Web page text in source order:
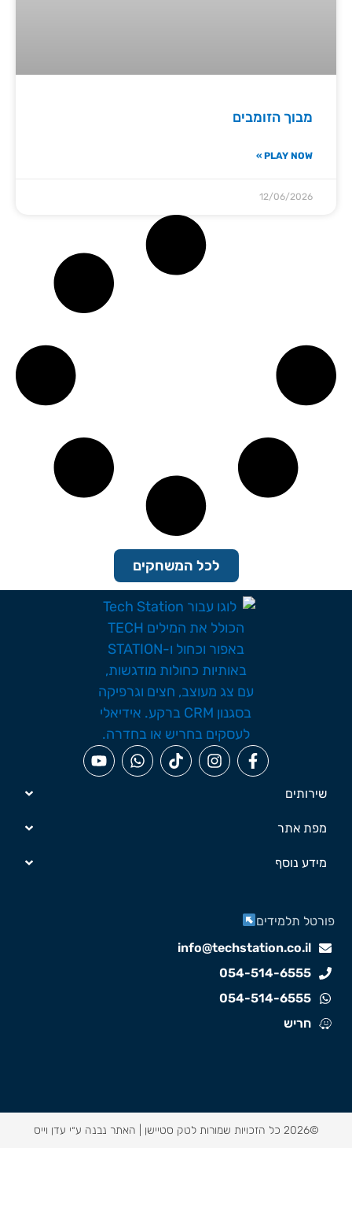
מבוך הזומבים
PLAY NOW »
12/06/2026
לכל המשחקים
שירותים
מפת אתר
מידע נוסף
info@techstation.co.il
054-514-6555
054-514-6555
חריש
תלמידים
האתר נבנה ע״י עדן וייס